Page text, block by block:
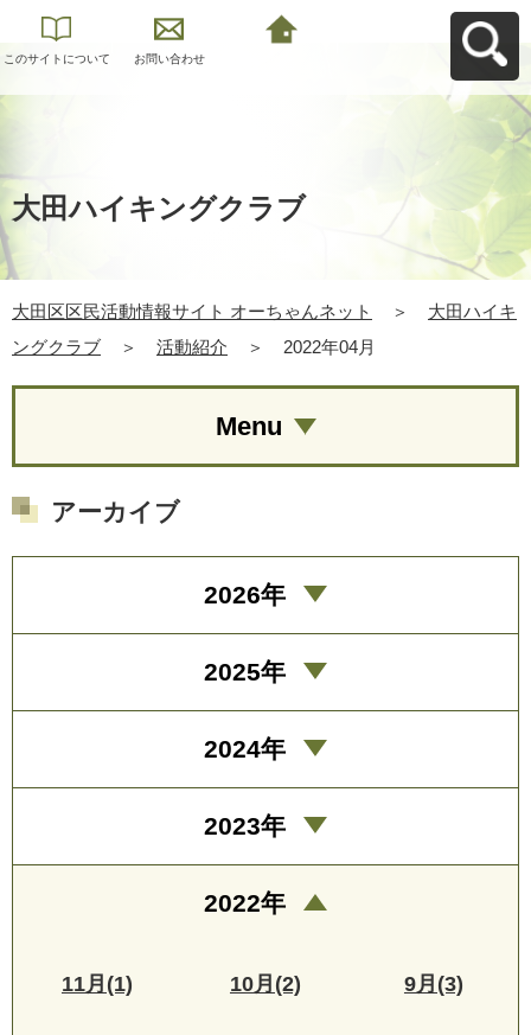
このサイトについて お問い合わせ
大田ハイキングクラブ
大田区区民活動情報サイト オーちゃんネット ＞
大田ハイキ
ングクラブ
＞ 活動紹介 ＞ 2022年04月
Menu
アーカイブ
2026年
2025年
2024年
2023年
2022年
11月(1) 10月(2) 9月(3)